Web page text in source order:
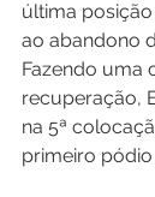
última
ao abandono
Fazendo uma
recuperação,
na 5ª
primeiro